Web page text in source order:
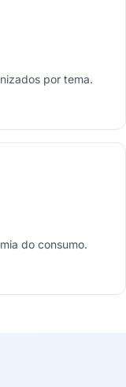
por tema.
do consumo.